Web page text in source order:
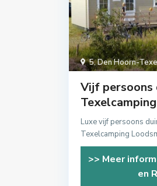
5,Den Hoorn-
Vijf persoons
Luxe vijf persoons
Texelcamping
>> Meer
en